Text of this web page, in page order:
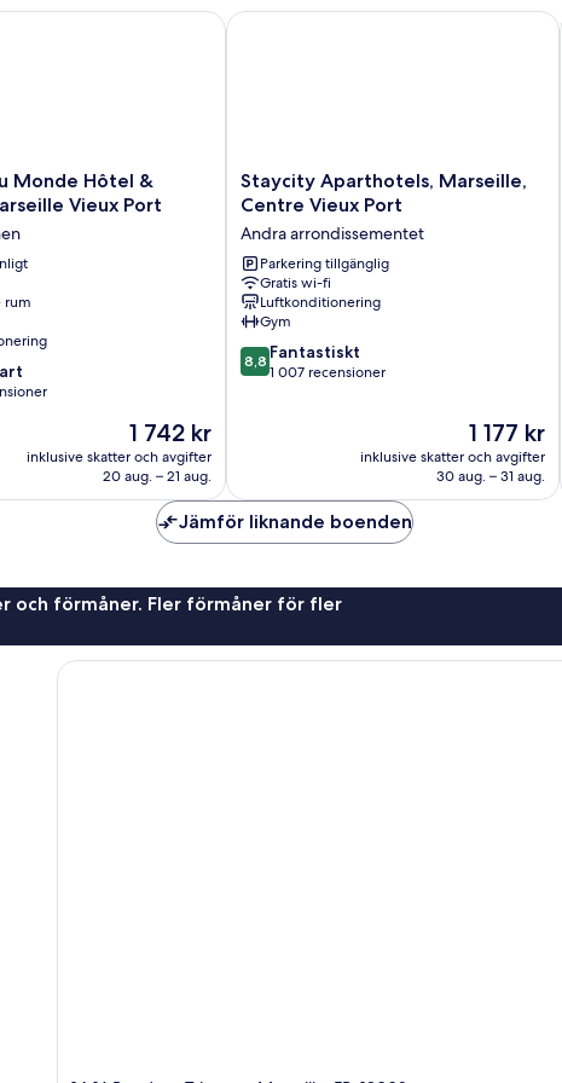
Monde Hôtel &
Vieux Port
rum
Priset
är
1 742 kr
1 742 kr
inklusive skatter och avgifter
20 aug. – 21 aug.
Hôtel & Suites - Marseille Vieux Port
Staycity
Aparthotels,
Centre
Vieux
Port
Andra
arrondissementet
Staycity Aparthotels, Marseille,
Centre Vieux Port
Andra arrondissementet
Parkering tillgänglig
Gratis wi-fi
Luftkonditionering
Gym
8.8
av
8,8 Fantastiskt
1 007 recensioner
Priset
är
1 177 kr
1 177 kr
inklusive skatter och avgifter
30 aug. – 31 aug.
Staycity Aparthotels, Marseille, Centre
Jämför liknande boenden
och förmåner. Fler förmåner för fler